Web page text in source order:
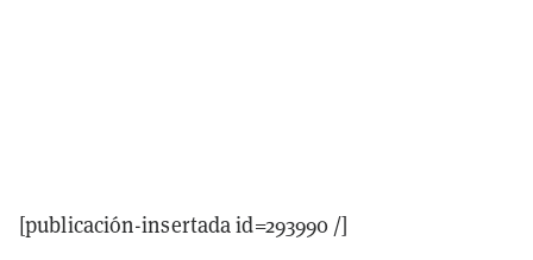
[publicación-insertada id=293990 /]